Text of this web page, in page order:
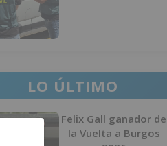
LO ÚLTIMO
Felix Gall ganador de
la Vuelta a Burgos